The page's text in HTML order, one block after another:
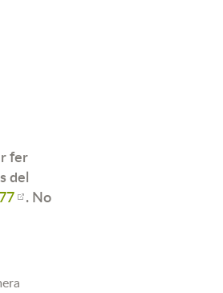
fer
del
. No